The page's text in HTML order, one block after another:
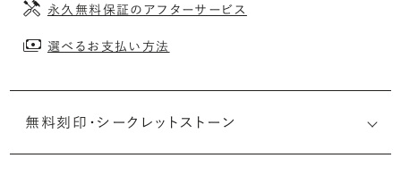
永久無料保証のアフターサービス
選べるお支払い方法
無料刻印・ シークレットストーン